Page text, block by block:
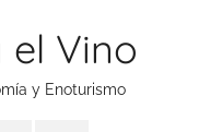
el Vino
y Enoturismo